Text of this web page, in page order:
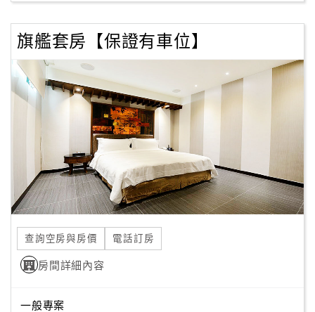
旗艦套房【保證有車位】
查詢空房與房價 電話訂房
房間詳細內容
一般專案